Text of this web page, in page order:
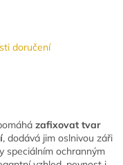
doručení
zafixovat tvar
, dodává jim oslnivou záři
speciálním ochranným